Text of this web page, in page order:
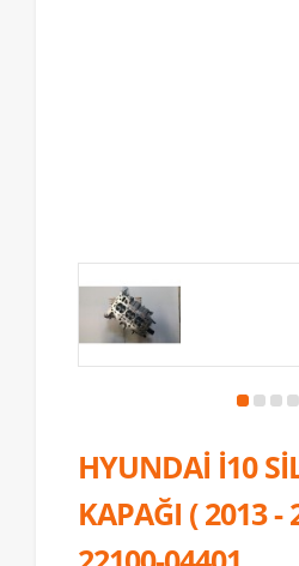
HYUNDAİ İ10
KAPAĞI ( 2013 -